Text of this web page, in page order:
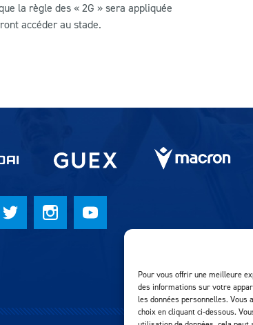
Pour vous offrir une meilleure
des informations sur votre
les données personnelles. Vous
choix en cliquant ci-dessous.
la règle des « 2G » sera appliquée
accéder au stade.